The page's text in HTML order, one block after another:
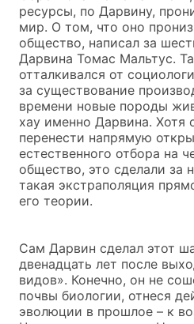
ресурсы, по Дарвину,
мир. О том, что оно
общество, написал за
Дарвина Томас Мальтус.
отталкивался от
за существование
времени новые породы
хау именно Дарвина. Хотя
перенести напрямую
естественного отбора на
общество, это сделали за
такая экстраполяция
его теории.
Сам Дарвин сделал этот
двенадцать лет после
видов». Конечно, он не
почвы биологии, отнеся
эволюции в прошлое – к